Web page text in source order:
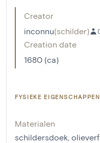
Creator
inconnu(schilder)
Creation date
1680 (ca)
FYSIEKE EIGENSCHAPPEN
Materialen
schildersdoek, olieverf